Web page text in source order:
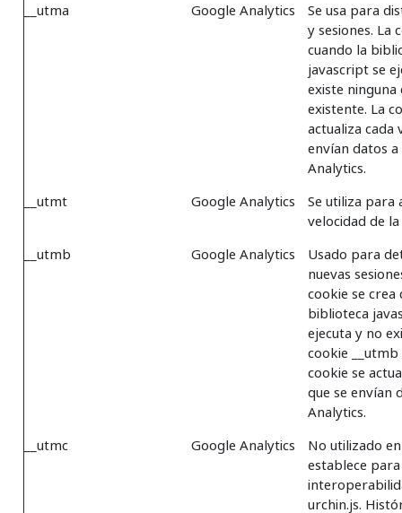
__utma Google Analytics
Se usa para
y sesiones. La
cuando la
javascript se
existe ninguna
existente. La
actualiza cada
envían datos
Analytics.
__utmt
Google Analytics
Se utiliza para
velocidad de
__utmb
Google Analytics
Usado para
nuevas
cookie se crea
biblioteca
ejecuta y no
cookie
cookie se
que se envían
Analytics.
__utmc
Google Analytics
No utilizado en
establece
urchin.js.